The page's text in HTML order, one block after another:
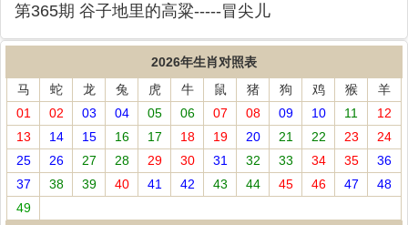
第365期 谷子地里的高粱-----冒尖儿
2026年生肖对照表
马
蛇 龙 兔 虎 牛 鼠 猪 狗 鸡 猴
羊
01
02 03 04 05 06 07 08 09 10 11
12
13
14 15 16 17 18 19 20 21 22 23
24
25
26 27 28 29 30 31 32 33 34 35
36
37
38 39 40 41 42 43 44 45 46 47
48
49